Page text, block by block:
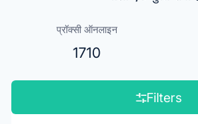
प्रॉक्सी ऑनलाइन
1710
Filters